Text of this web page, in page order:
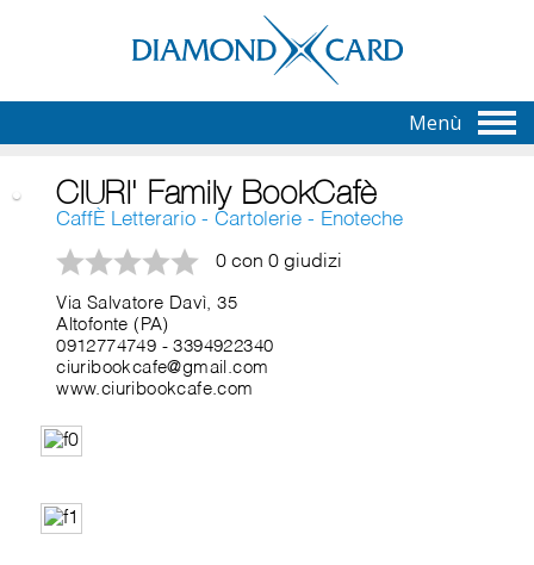
Menù
CIURI' Family BookCafè
CaffÈ Letterario - Cartolerie - Enoteche
0 con 0 giudizi
Via Salvatore Davì, 35
Altofonte (PA)
0912774749 -3394922340
ciuribookcafe@gmail.com
www.ciuribookcafe.com